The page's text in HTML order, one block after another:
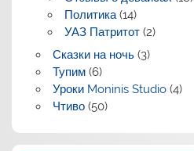
Политика(14)
УАЗ Патритот(2)
Сказки на ночь(3)
Тупим(6)
Уроки Moninis Studio(4)
Чтиво(50)